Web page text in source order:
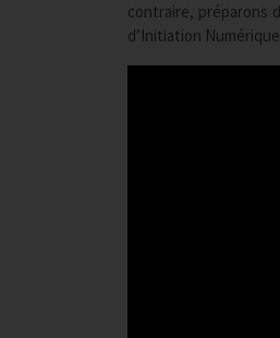
contraire, préparons
d’Initiation